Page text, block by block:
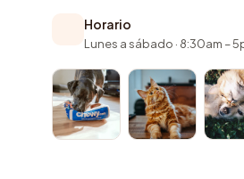
Horario
Lunes a sábado · 8:30am –